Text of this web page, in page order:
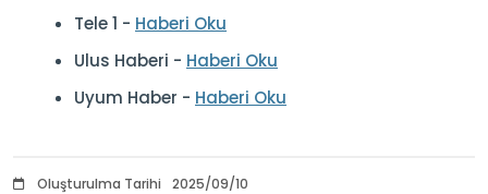
Tele 1 - Haberi Oku
Ulus Haberi - Haberi Oku
Uyum Haber - Haberi Oku
Oluşturulma Tarihi
2025/09/10